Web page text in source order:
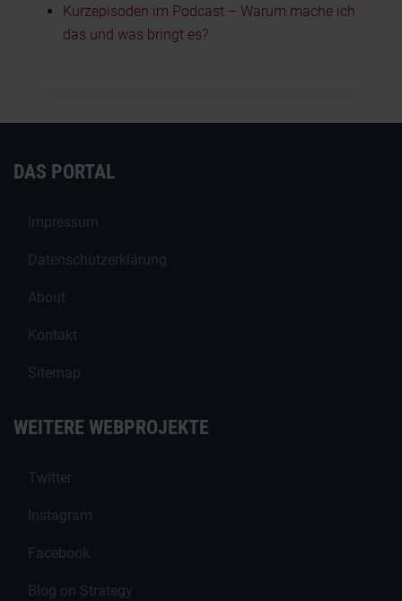
Kurzepisoden im Podcast – Warum mache ich
das und was bringt es?
DAS PORTAL
Impressum
Datenschutzerklärung
About
Kontakt
Sitemap
WEITERE WEBPROJEKTE
Twitter
Instagram
Facebook
Blog on Strategy